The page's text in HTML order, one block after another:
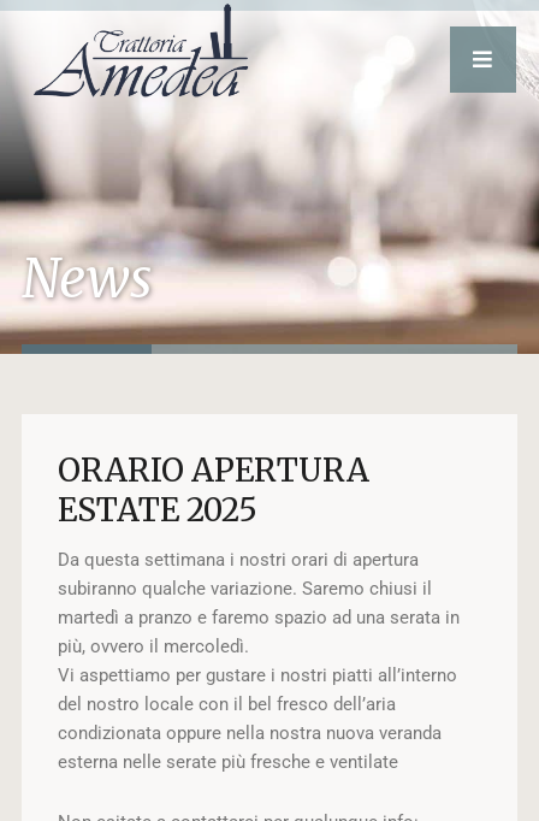
News
ORARIO APERTURA
ESTATE 2025
Da questa settimana i nostri orari di apertura
subiranno qualche variazione. Saremo chiusi il
martedì a pranzo e faremo spazio ad una serata in
più, ovvero il mercoledì.
Vi aspettiamo per gustare i nostri piatti all’interno
del nostro locale con il bel fresco dell’aria
condizionata oppure nella nostra nuova veranda
esterna nelle serate più fresche e ventilate